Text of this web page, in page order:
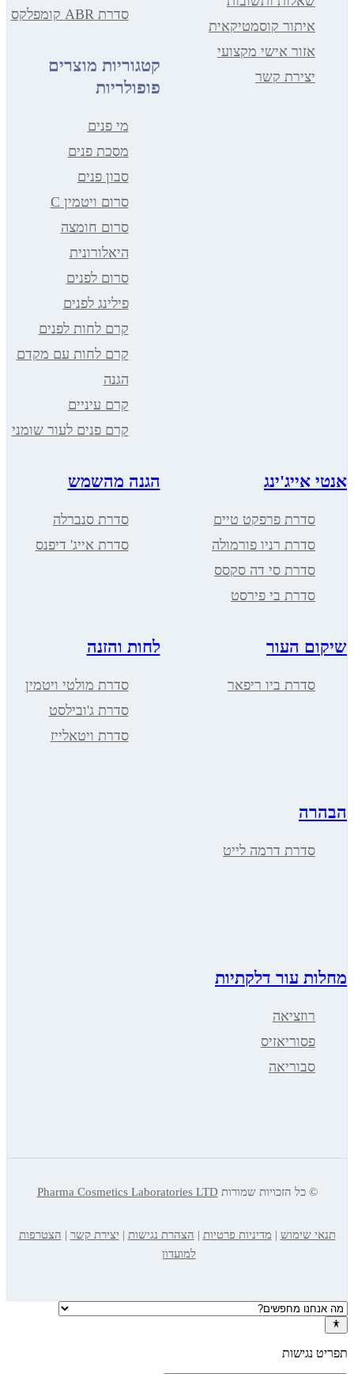
קוסמטיקאית
אישי מקצועי
קשר
קטגוריות מוצרים
פופולריות
מסכת פנים
סבון פנים
סרום ויטמין C
סרום חומצה
היאלורונית
סרום לפנים
פילינג לפנים
קרם לחות לפנים
קרם לחות עם מקדם
קרם עיניים
קרם פנים לעור שומני
פרפקט טיים
רניו פורמולה
סי דה סקסס
בי פירסט
העור
ביו ריפאר
הגנה מהשמש
סדרת סנברלה
סדרת אייג' דיפנס
לחות והזנה
סדרת מולטי ויטמין
סדרת ג'ובילסט
סדרת ויטאלייז
דרמה לייט
עור דלקתיות
הזכויות שמורותPharma Cosmetics Laboratories LTD
|מדיניות פרטיות| הצהרת נגישות | יצירת קשר | הצטרפות